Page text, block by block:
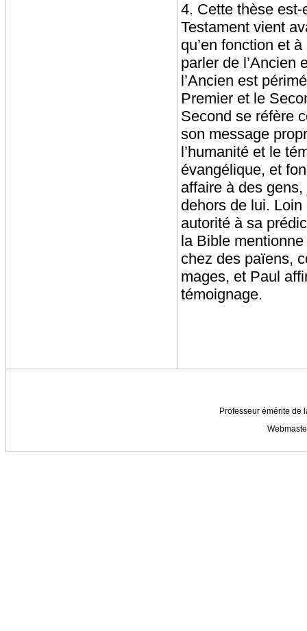
4. Cette thèse
Testament vient
qu’en fonction et
parler de l’Ancien
l’Ancien est
Premier et le
Second se réfère
son message
l’humanité et le
évangélique, et
affaire à des
dehors de lui.
autorité à sa
la Bible
chez des païens,
mages, et Paul
témoignage.
Professeur émérite de